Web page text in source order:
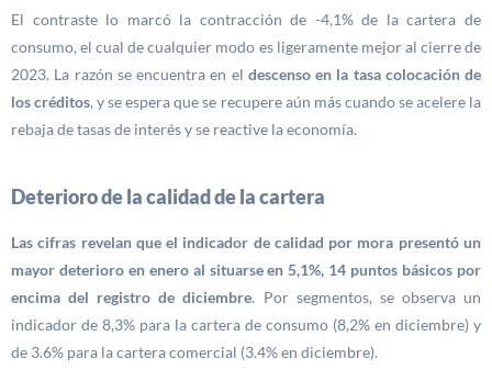
El contraste lo marcó la contracción de -4,1% de la cartera de
consumo, el cual de cualquier modo es ligeramente mejor al cierre de
2023. La razón se encuentra en el descenso en la tasa colocación de
los créditos, y se espera que se recupere aún más cuando se acelere la
rebaja de tasas de interés y se reactive la economía.
Deterioro de la calidad de la cartera
Las cifras revelan que el indicador de calidad por mora presentó un
mayor deterioro en enero al situarse en 5,1%, 14 puntos básicos por
encima del registro de diciembre. Por segmentos, se observa un
indicador de 8,3% para la cartera de consumo (8,2% en diciembre) y
de 3.6% para la cartera comercial (3.4% en diciembre).